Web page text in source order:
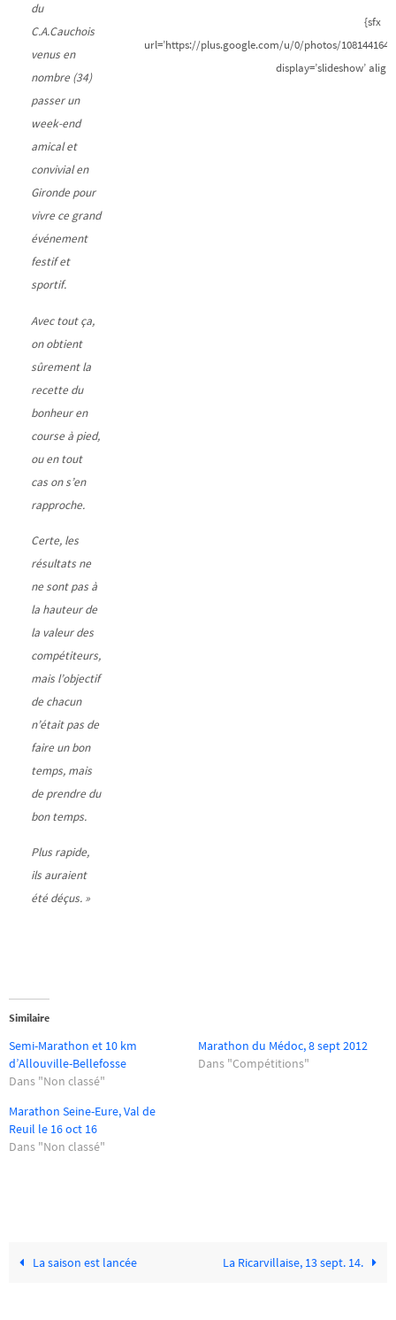
du
C.A.Cauchois
venus en
nombre (34)
passer un
week-end
amical et
convivial en
Gironde pour
vivre ce grand
événement
festif et
sportif.
Avec tout ça,
on obtient
sûrement la
recette du
bonheur en
course à pied,
ou en tout
cas on s’en
rapproche.
Certe, les
résultats ne
ne sont pas à
la hauteur de
la valeur des
compétiteurs,
mais l’objectif
de chacun
n’était pas de
faire un bon
temps, mais
de prendre du
bon temps.
Plus rapide,
ils auraient
été déçus. »
{sfx
url=’https://plus.google.com/u/0/photos/
display=’slideshow’
Similaire
Semi-Marathon et 10 km
d’Allouville-Bellefosse
Dans "Non classé"
Marathon du Médoc, 8 sept 2012
Dans "Compétitions"
Marathon Seine-Eure, Val de
Reuil le 16 oct 16
Dans "Non classé"
La saison est lancée La Ricarvillaise, 13 sept. 14.